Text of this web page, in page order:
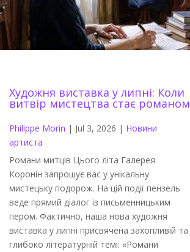
Художня виставка у липні: Коли
витвір мистецтва стає романом
Philippe Morin | Jul 3, 2026 | Новини
артиста
Романи митців Цього літа Галерея
Коронін запрошує вас у унікальну
мистецьку подорож. На цій події пензель
веде прямий діалог із письменницьким
пером. Фактично, наша нова художня
виставка у липні присвячена захопливій та
глибоко літературній темі: «Романи